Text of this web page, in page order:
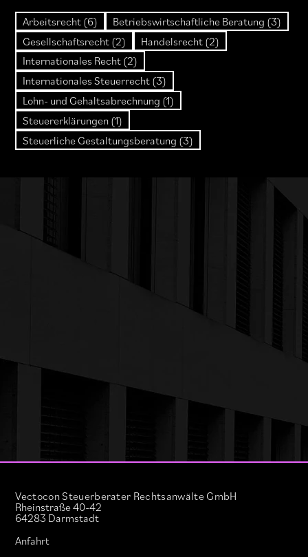
Arbeitsrecht (6)
Betriebswirtschaftliche Beratung (3)
Gesellschaftsrecht (2)
Handelsrecht (2)
Internationales Recht (2)
Internationales Steuerrecht (3)
Lohn- und Gehaltsabrechnung (1)
Steuererklärungen (1)
Steuerliche Gestaltungsberatung (3)
Vectocon Steuerberater Rechtsanwälte GmbH
Rheinstraße 40-42
64283 Darmstadt
Anfahrt